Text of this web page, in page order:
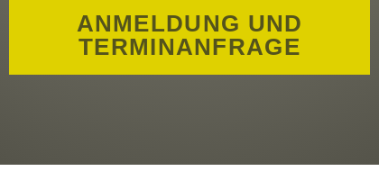
Fotos: Sky Deutschland/Gaumont
GmbH & Co. KG(»Sweet Disaster«)
ANMELDUNG UND
TERMINANFRAGE